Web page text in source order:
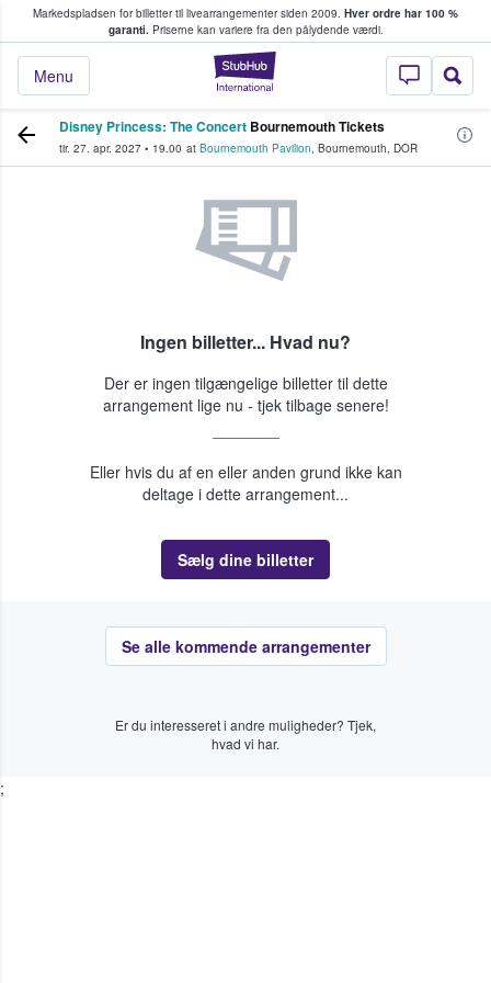
Markedspladsen for billetter til livearrangementer siden 2009. Hver ordre har 100 %
garanti.Priserne kan variere fra den pålydende værdi.
StubHub - Hvor
Menu
køber og sælger billetter
Disney Princess: The Concert Bournemouth Tickets
tir. 27. apr. 2027 • 19.00 at Bournemouth Pavilion, Bournemouth, DOR
Ingen billetter... Hvad nu?
Der er ingen tilgængelige billetter til dette
arrangement lige nu - tjek tilbage senere!
Eller hvis du af en eller anden grund ikke kan
deltage i dette arrangement...
Sælg dine billetter
Se alle kommende arrangementer
Er du interesseret i andre muligheder? Tjek,
hvad vi har.
;